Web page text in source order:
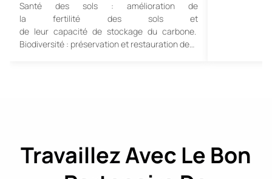
Santé des sols : amélioration de
la fertilité des sols et
de leur capacité de stockage du carbone.
Biodiversité : préservation et restauration de…
Travaillez Avec Le Bon